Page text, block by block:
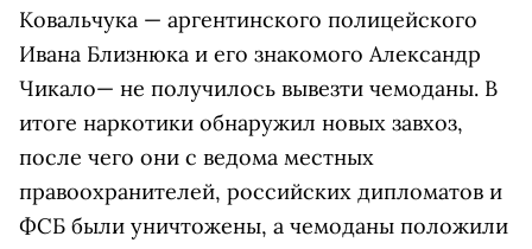
Ковальчука — аргентинского полицейского
Ивана Близнюка и его знакомого Александр
Чикало— не получилось вывезти чемоданы. В
итоге наркотики обнаружил новых завхоз,
после чего они с ведома местных
правоохранителей, российских дипломатов и
ФСБ были уничтожены, а чемоданы положили